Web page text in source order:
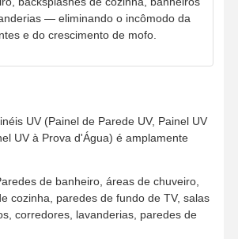
do SPC — eliminando o incômodo da
e do crescimento de mofo.
UV (Painel de Parede UV, Painel UV
UV à Prova d'Água) é amplamente
de banheiro, áreas de chuveiro,
cozinha, paredes de fundo de TV, salas
corredores, lavanderias, paredes de